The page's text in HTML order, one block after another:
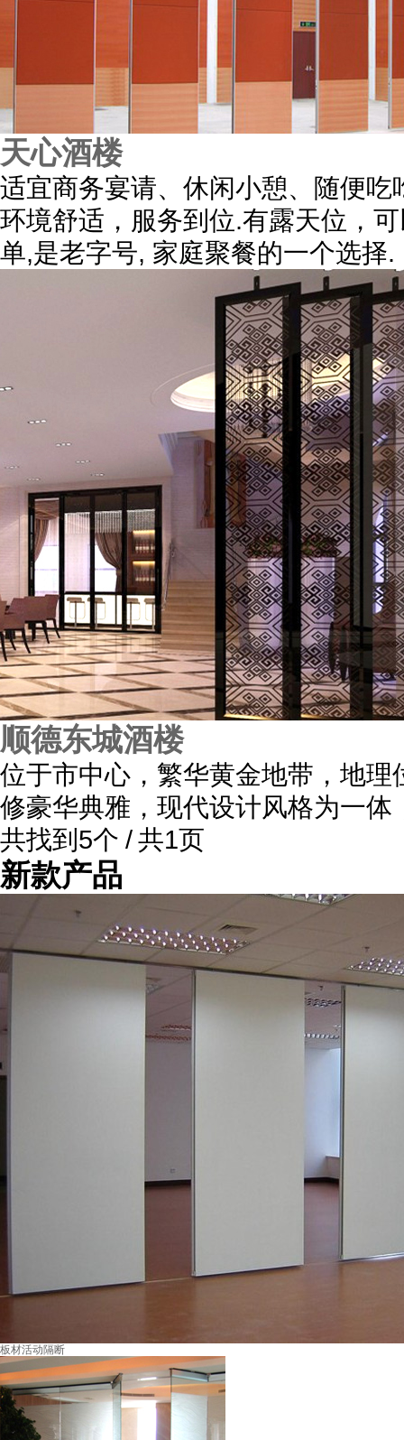
天心酒楼
适宜商务宴请、休闲小憩、随便
环境舒适，服务到位.有露天位，
单,是老字号, 家庭聚餐的一个选择.
顺德东城酒楼
位于市中心，繁华黄金地带，地
修豪华典雅，现代设计风格为一体
共找到5个 / 共1页
新款产品
板材活动隔断